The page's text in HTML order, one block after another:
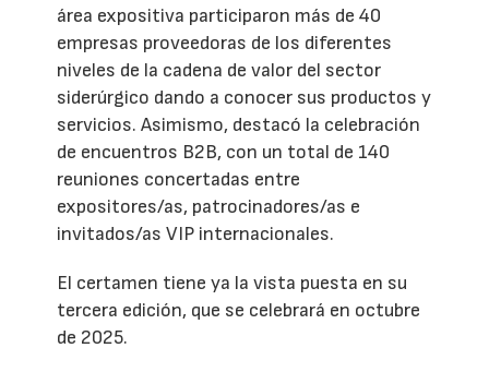
área expositiva participaron más de 40
empresas proveedoras de los diferentes
niveles de la cadena de valor del sector
siderúrgico dando a conocer sus productos y
servicios. Asimismo, destacó la celebración
de encuentros B2B, con un total de 140
reuniones concertadas entre
expositores/as, patrocinadores/as e
invitados/as VIP internacionales.
El certamen tiene ya la vista puesta en su
tercera edición, que se celebrará en octubre
de 2025.